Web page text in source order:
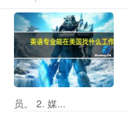
员。 2. 媒...